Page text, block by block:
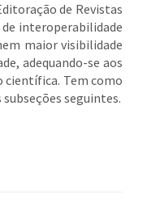
de Revistas
de interoperabilidade
maior visibilidade
adequando-se aos
científica. Tem como
seguintes.